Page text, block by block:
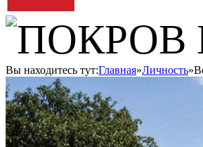
Вы находитесь тут:Главная»Личность»